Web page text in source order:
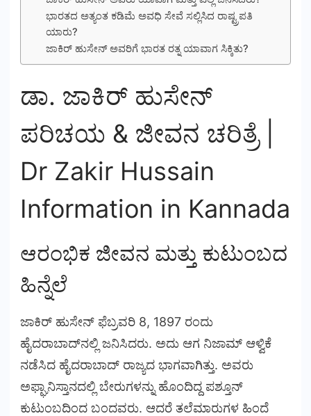
ಭಾರತದ ಅತ್ಯಂತ ಕಡಿಮೆ ಅವಧಿ ಸೇವೆ ಸಲ್ಲಿಸಿದ ರಾಷ್ಟ್ರಪತಿ
ಯಾರು?
ಜಾಕಿರ್ ಹುಸೇನ್ ಅವರಿಗೆ ಭಾರತ ರತ್ನ ಯಾವಾಗ ಸಿಕ್ಕಿತು?
ಡಾ. ಜಾಕಿರ್ ಹುಸೇನ್
ಪರಿಚಯ & ಜೀವನ ಚರಿತ್ರೆ |
Dr Zakir Hussain
Information in Kannada
ಆರಂಭಿಕ ಜೀವನ ಮತ್ತು ಕುಟುಂಬದ
ಹಿನ್ನೆಲೆ
ಜಾಕಿರ್ ಹುಸೇನ್ ಫೆಬ್ರವರಿ 8, 1897 ರಂದು
ಹೈದರಾಬಾದ್‌ನಲ್ಲಿ ಜನಿಸಿದರು. ಅದು ಆಗ ನಿಜಾಮ್ ಆಳ್ವಿಕೆ
ನಡೆಸಿದ ಹೈದರಾಬಾದ್ ರಾಜ್ಯದ ಭಾಗವಾಗಿತ್ತು. ಅವರು
ಅಫ್ಘಾನಿಸ್ತಾನದಲ್ಲಿ ಬೇರುಗಳನ್ನು ಹೊಂದಿದ್ದ ಪಶ್ತೂನ್
ಕುಟುಂಬದಿಂದ ಬಂದವರು. ಆದರೆ ತಲೆಮಾರುಗಳ ಹಿಂದೆ